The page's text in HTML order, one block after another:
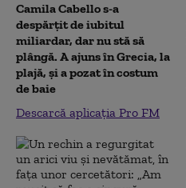
Camila Cabello s-a
despărțit de iubitul
miliardar, dar nu stă să
plângă. A ajuns în Grecia, la
plajă, și a pozat în costum
de baie
Descarcă aplicația Pro FM